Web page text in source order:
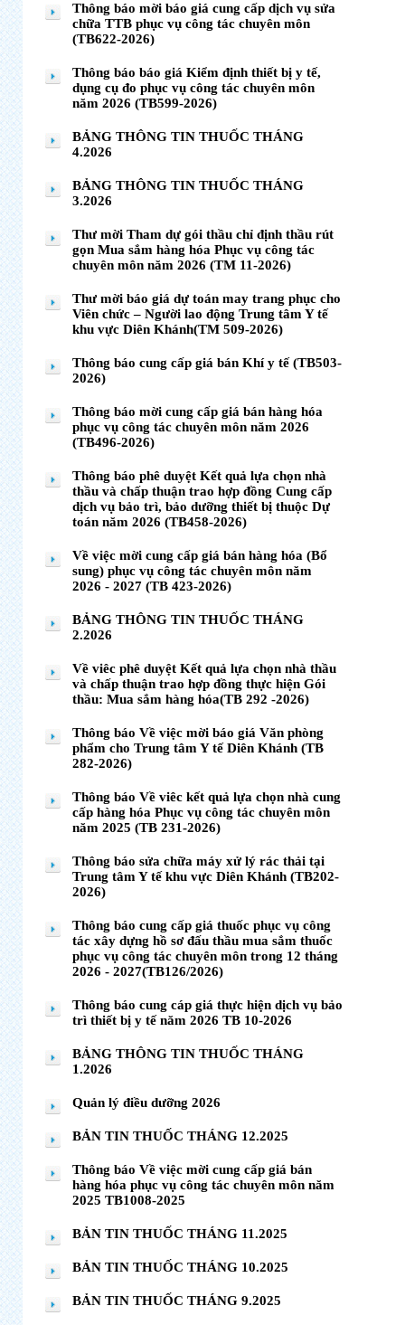
Thông báo mời báo giá cung cấp dịch vụ sửa
chữa TTB phục vụ công tác chuyên môn
(TB622-2026)
Thông báo báo giá Kiểm định thiết bị y tế,
dụng cụ đo phục vụ công tác chuyên môn
năm 2026 (TB599-2026)
BẢNG THÔNG TIN THUỐC THÁNG
4.2026
BẢNG THÔNG TIN THUỐC THÁNG
3.2026
Thư mời Tham dự gói thầu chỉ định thầu rút
gọn Mua sắm hàng hóa Phục vụ công tác
chuyên môn năm 2026 (TM 11-2026)
Thư mời báo giá dự toán may trang phục cho
Viên chức – Người lao động Trung tâm Y tế
khu vực Diên Khánh(TM 509-2026)
Thông báo cung cấp giá bán Khí y tế (TB503-
2026)
Thông báo mời cung cấp giá bán hàng hóa
phục vụ công tác chuyên môn năm 2026
(TB496-2026)
Thông báo phê duyệt Kết quả lựa chọn nhà
thầu và chấp thuận trao hợp đồng Cung cấp
dịch vụ bảo trì, bảo dưỡng thiết bị thuộc Dự
toán năm 2026 (TB458-2026)
Về việc mời cung cấp giá bán hàng hóa (Bổ
sung) phục vụ công tác chuyên môn năm
2026 - 2027 (TB 423-2026)
BẢNG THÔNG TIN THUỐC THÁNG
2.2026
Về viêc phê duyệt Kết quả lựa chọn nhà thầu
và chấp thuận trao hợp đồng thực hiện Gói
thầu: Mua sắm hàng hóa(TB 292 -2026)
Thông báo Về việc mời báo giá Văn phòng
phẩm cho Trung tâm Y tế Diên Khánh (TB
282-2026)
Thông báo Về viêc kết quả lựa chọn nhà cung
cấp hàng hóa Phục vụ công tác chuyên môn
năm 2025 (TB 231-2026)
Thông báo sửa chữa máy xử lý rác thải tại
Trung tâm Y tế khu vực Diên Khánh (TB202-
2026)
Thông báo cung cấp giá thuốc phục vụ công
tác xây dựng hồ sơ đấu thầu mua sắm thuốc
phục vụ công tác chuyên môn trong 12 tháng
2026 - 2027(TB126/2026)
Thông báo cung cáp giá thực hiện dịch vụ bảo
trì thiết bị y tế năm 2026 TB 10-2026
BẢNG THÔNG TIN THUỐC THÁNG
1.2026
Quản lý điều dưỡng 2026
BẢN TIN THUỐC THÁNG 12.2025
Thông báo Về việc mời cung cấp giá bán
hàng hóa phục vụ công tác chuyên môn năm
2025 TB1008-2025
BẢN TIN THUỐC THÁNG 11.2025
BẢN TIN THUỐC THÁNG 10.2025
BẢN TIN THUỐC THÁNG 9.2025